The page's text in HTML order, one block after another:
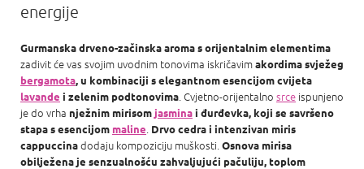
energije
Gurmanska drveno-začinska aromas orijentalnim elementima
zadivit će vas svojim uvodnim tonovima iskričavimakordima svježeg
bergamota, u kombinaciji selegantnom esencijom cvijeta
lavande i zelenim podtonovima. Cvjetno-orijentalno srce ispunjeno
je do vrha nježnim mirisomjasminai đurđevka, koji se savršeno
stapa s esencijom maline. Drvo cedra i intenzivan miris
cappuccinadodaju kompoziciju muškosti.Osnova mirisa
obilježena je senzualnošću zahvaljujući pačuliju, toplom